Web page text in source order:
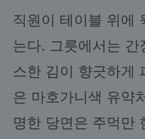
직원이 테이블 위에
는다. 그릇에서는
스한 김이 향긋하게
은 마호가니색 유약
명한 당면은 주먹만